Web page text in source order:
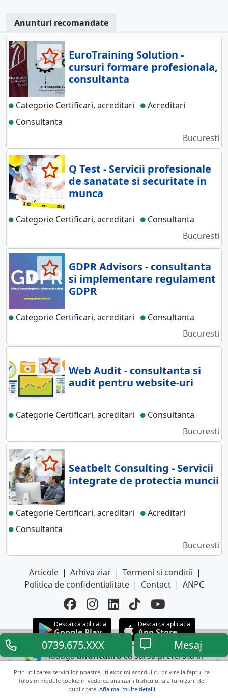
0739.675.XXX Mesaj
Prin utilizarea serviciilor noastre, iti exprimi acordul cu privire la faptul ca
folosim module cookie in vederea analizarii traficului si a furnizarii de
publicitate. Afla mai multe detalii
Anunturi recomandate
EuroTraining Solution -
cursuri formare profesionala,
consultanta
Categorie Certificari, acreditari
Acreditari
Consultanta
Bucuresti
Q Test - Servicii profesionale
de sanatate si securitate in
munca
Categorie Certificari, acreditari
Consultanta
Bucuresti
GDPR Advisors - consultanta
si implementare regulament
GDPR
Categorie Certificari, acreditari
Consultanta
Bucuresti
Web Audit - consultanta si
audit pentru website-uri
Categorie Certificari, acreditari
Consultanta
Bucuresti
Seatbelt Consulting - Servicii
integrate de protectia muncii
Categorie Certificari, acreditari
Acreditari
Consultanta
Bucuresti
Articole | Arhiva ziar | Termeni si conditii |
Politica de confidentialitate | Contact | ANPC
Descarca aplicatia
Google Play
Descarca aplicatia
App Store
Adaugaanuntul.roca sursa preferata in
Google
Copyright © 2026 ANUNTUL TELEFONIC